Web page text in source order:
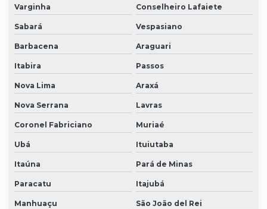
Varginha Conselheiro Lafaiete
Sabará Vespasiano
Barbacena Araguari
Itabira Passos
Nova Lima Araxá
Nova Serrana Lavras
Coronel Fabriciano Muriaé
Ubá Ituiutaba
Itaúna Pará de Minas
Paracatu Itajubá
Manhuaçu São João del Rei